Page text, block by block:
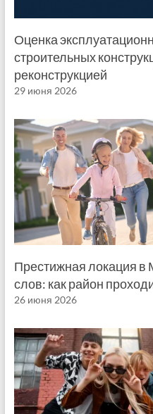
Оценка
строительных
реконструкцией
29 июня 2026
Престижная локация в
слов: как район
26 июня 2026